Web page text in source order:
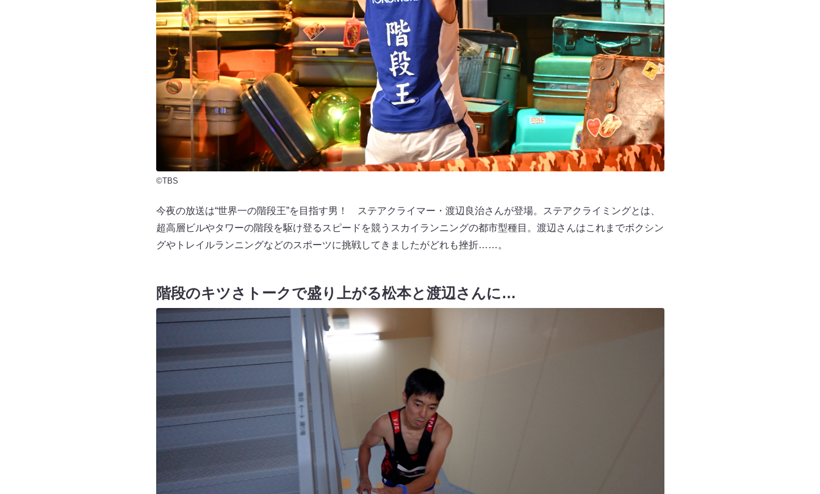
©TBS
今夜の放送は“世界一の階段王”を目指す男！ ステアクライマー・渡辺良治さんが登場。ステアクライミングとは、
超高層ビルやタワーの階段を駆け登るスピードを競うスカイランニングの都市型種目。渡辺さんはこれまでボクシン
グやトレイルランニングなどのスポーツに挑戦してきましたがどれも挫折……。
階段のキツさトークで盛り上がる松本と渡辺さんに…